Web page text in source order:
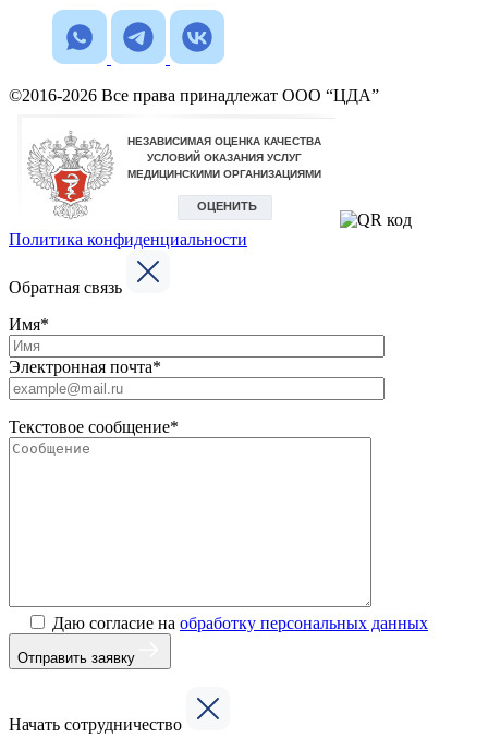
©2016-2026 Все права принадлежат ООО “ЦДА”
Политика конфиденциальности
Обратная связь
Имя*
Электронная почта*
Текстовое сообщение*
Даю согласие на обработку персональных данных
Отправить заявку
Начать сотрудничество